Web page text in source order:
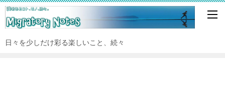
日々を少しだけ彩る楽しいこと、続々